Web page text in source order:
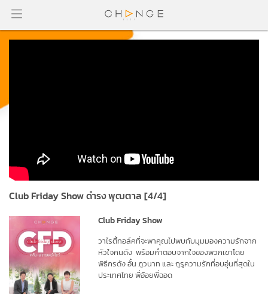
Club Friday Show ดำรง พุฒตาล [4/4]
Club Friday Show
วาไรตี้ทอล์คที่จะพาคุณไปพบกับมุมมองความรักจาก
หัวใจคนดัง พร้อมคำตอบจากใจของพวกเขาโดย
พิธีกรดังอั๋น ภูวนาท และกูรูความรักที่อบอุ่นที่สุดใน
ประเทศไทยพี่อ้อยพี่ฉอด